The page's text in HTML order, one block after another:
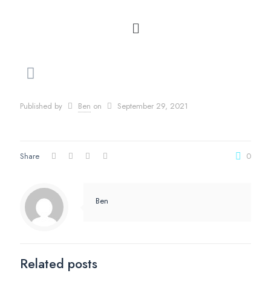
Published by Ben on September 29, 2021
Share 0
Ben
Related posts